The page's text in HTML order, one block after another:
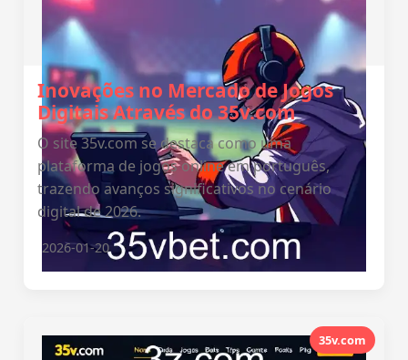
Inovações no Mercado de Jogos
Digitais Através do 35v.com
O site 35v.com se destaca como uma
plataforma de jogos online em português,
trazendo avanços significativos no cenário
digital de 2026.
2026-01-20
35v.com